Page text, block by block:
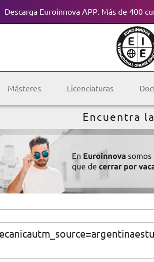
Descarga Euroinnova APP. Más de 400
de
Másteres Licenciaturas
Encuentra